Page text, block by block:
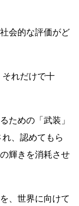
会的な評価がど
れだけで十
ための「武装」
、認めてもら
輝きを消耗させ
、世界に向けて